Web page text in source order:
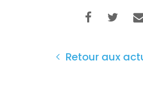
Shop
Retour aux